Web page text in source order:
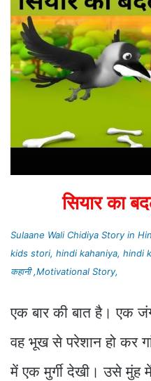
सियार का
Sulaane Wali Chidiya Story in
kids stori, hindi kahaniya, hindi
कहानी ,Motivational Story,
एक बार की बात है। एक
वह भूख से परेशान हो कर
में एक मुर्गी देखी। उसे मुंह